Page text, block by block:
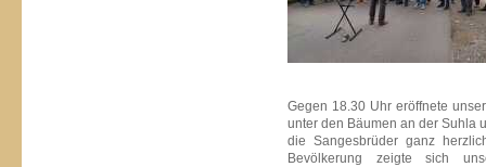
Gegen 18.30 Uhr eröffnete
unter den Bäumen an der Suhla
die Sangesbrüder ganz
Bevölkerung zeigte sich